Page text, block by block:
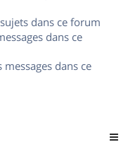
dans ce forum
dans ce
dans ce